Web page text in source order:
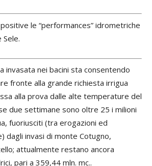
le “performances” idrometriche
invasata nei bacini sta consentendo
fronte alla grande richiesta irrigua
alla prova dalle alte temperature del
due settimane sono oltre 25 i milioni
fuoriusciti (tra erogazioni ed
dagli invasi di monte Cotugno,
attualmente restano ancora
pari a 359,44 mln. mc..